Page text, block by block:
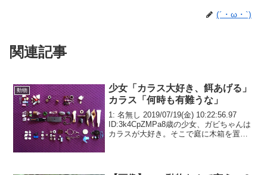
(´・ω・`)
関連記事
動物
少女「カラス大好き、餌あげる」
カラス「何時も有難うな」
1: 名無し 2019/07/19(金) 10:22:56.97
ID:3k4CpZMPa8歳の少女、ガビちゃんは
カラスが大好き。そこで庭に木箱を置